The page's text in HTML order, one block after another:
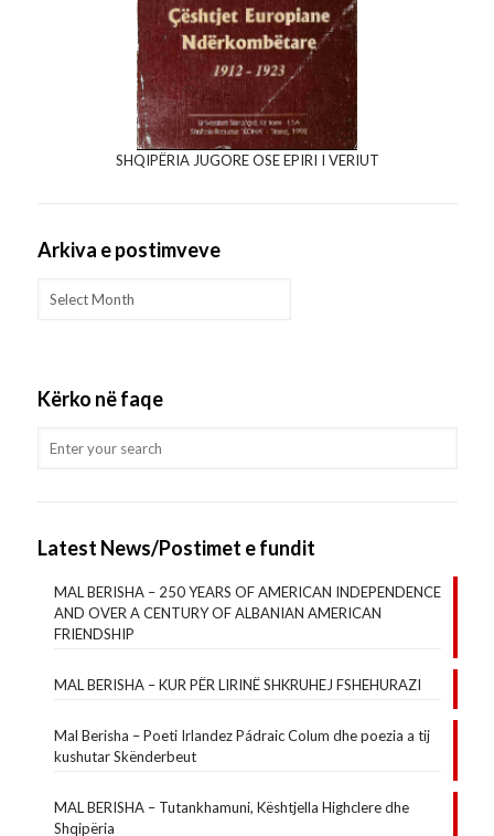
SHQIPËRIA JUGORE OSE EPIRI I VERIUT
Arkiva e postimveve
Kërko në faqe
Latest News/Postimet e fundit
MAL BERISHA – 250 YEARS OF AMERICAN INDEPENDENCE
AND OVER A CENTURY OF ALBANIAN AMERICAN
FRIENDSHIP
MAL BERISHA – KUR PËR LIRINË SHKRUHEJ FSHEHURAZI
Mal Berisha – Poeti Irlandez Pádraic Colum dhe poezia a tij
kushutar Skënderbeut
MAL BERISHA – Tutankhamuni, Kështjella Highclere dhe
Shqipëria